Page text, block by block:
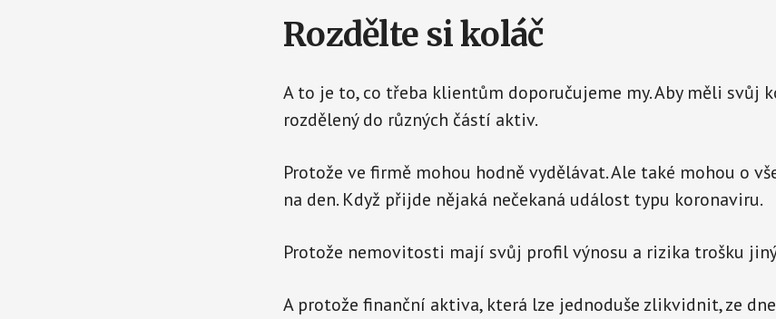
Rozdělte si koláč
A to je to, co třeba klientům doporučujeme my. Aby měli svůj
rozdělený do různých částí aktiv.
Protože ve firmě mohou hodně vydělávat. Ale také mohou o
na den. Když přijde nějaká nečekaná událost typu koronaviru.
Protože nemovitosti mají svůj profil výnosu a rizika trošku
A protože finanční aktiva, která lze jednoduše zlikvidnit, ze